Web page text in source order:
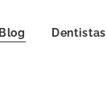
Blog Dentistas